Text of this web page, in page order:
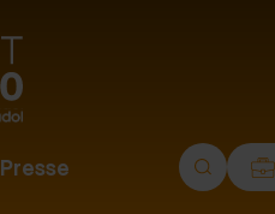
Groupement
Optic
-
Presse